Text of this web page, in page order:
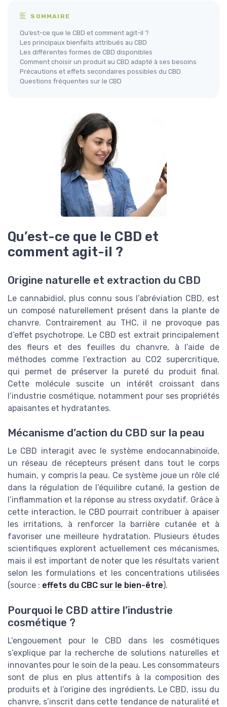
SOMMAIRE
Qu’est-ce que le CBD et comment agit-il ?
Les principaux bienfaits attribués au CBD
Les différentes formes de CBD disponibles
Comment choisir un produit au CBD adapté à ses besoins
Précautions et effets secondaires possibles du CBD
Questions fréquentes sur le CBD
Qu’est-ce que le CBD et
comment agit-il ?
Origine naturelle et extraction du CBD
Le cannabidiol, plus connu sous l’abréviation CBD, est
un composé naturellement présent dans la plante de
chanvre. Contrairement au THC, il ne provoque pas
d’effet psychotrope. Le CBD est extrait principalement
des fleurs et des feuilles du chanvre, à l’aide de
méthodes comme l’extraction au CO2 supercritique,
qui permet de préserver la pureté du produit final.
Cette molécule suscite un intérêt croissant dans
l’industrie cosmétique, notamment pour ses propriétés
apaisantes et hydratantes.
Mécanisme d’action du CBD sur la peau
Le CBD interagit avec le système endocannabinoïde,
un réseau de récepteurs présent dans tout le corps
humain, y compris la peau. Ce système joue un rôle clé
dans la régulation de l’équilibre cutané, la gestion de
l’inflammation et la réponse au stress oxydatif. Grâce à
cette interaction, le CBD pourrait contribuer à apaiser
les irritations, à renforcer la barrière cutanée et à
favoriser une meilleure hydratation. Plusieurs études
scientifiques explorent actuellement ces mécanismes,
mais il est important de noter que les résultats varient
selon les formulations et les concentrations utilisées
(source : effets du CBC sur le bien-être).
Pourquoi le CBD attire l’industrie
cosmétique ?
L’engouement pour le CBD dans les cosmétiques
s’explique par la recherche de solutions naturelles et
innovantes pour le soin de la peau. Les consommateurs
sont de plus en plus attentifs à la composition des
produits et à l’origine des ingrédients. Le CBD, issu du
chanvre, s’inscrit dans cette tendance de naturalité et